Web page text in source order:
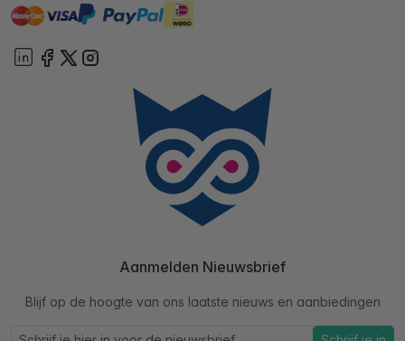
mastervisa paypal ideal
Aanmelden Nieuwsbrief
Blijf op de hoogte van ons laatste nieuws en aanbiedingen